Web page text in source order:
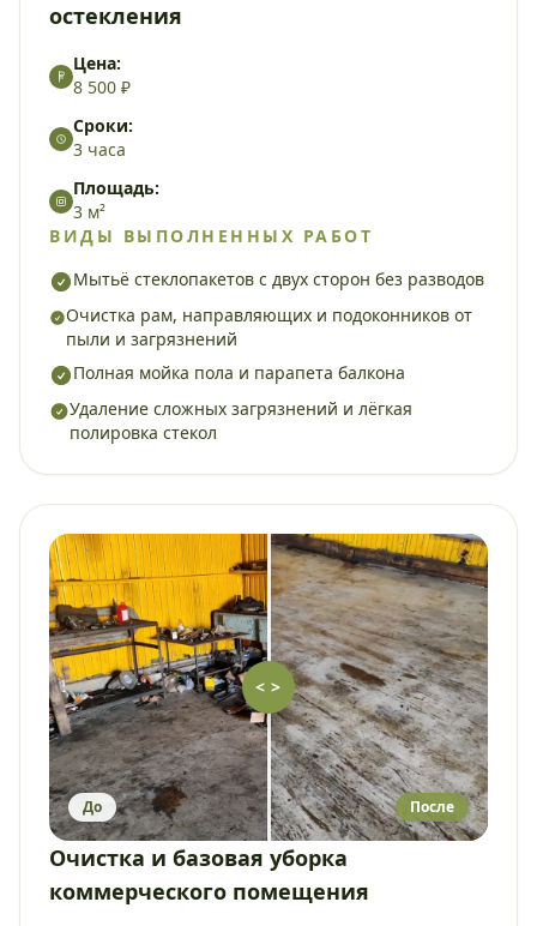
остекления
Цена:
8 500 ₽
Сроки:
3 часа
Площадь:
3 м²
ВИДЫ ВЫПОЛНЕННЫХ РАБОТ
Мытьё стеклопакетов с двух сторон без разводов
Очистка рам, направляющих и подоконников от
пыли и загрязнений
Полная мойка пола и парапета балкона
Удаление сложных загрязнений и лёгкая
полировка стекол
< >
До После
Очистка и базовая уборка
коммерческого помещения